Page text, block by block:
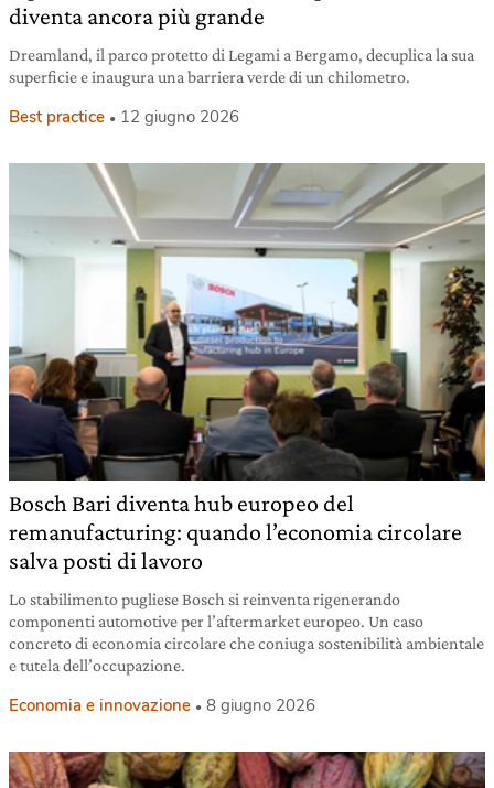
diventa ancora più grande
Dreamland, il parco protetto di Legami a Bergamo, decuplica la sua
superficie e inaugura una barriera verde di un chilometro.
Best practice 12 giugno 2026
Bosch Bari diventa hub europeo del
remanufacturing: quando l’economia circolare
salva posti di lavoro
Lo stabilimento pugliese Bosch si reinventa rigenerando
componenti automotive per l’aftermarket europeo. Un caso
concreto di economia circolare che coniuga sostenibilità ambientale
e tutela dell’occupazione.
Economia e innovazione 8 giugno 2026